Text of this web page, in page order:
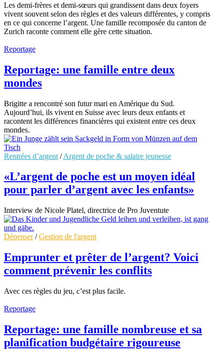
Les demi-frères et demi-sœurs qui grandissent dans deux foyers
vivent souvent selon des règles et des valeurs différentes, y compris
en ce qui concerne l’argent. Une famille recomposée du canton de
Zurich raconte comment elle gère cette situation.
Reportage
Reportage: une famille entre deux
mondes
Brigitte a rencontré son futur mari en Amérique du Sud.
Aujourd’hui, ils vivent en Suisse avec leurs deux enfants et
racontent les différences financières qui existent entre ces deux
mondes.
Rentrées d’argent /Argent de poche & salaire jeunesse
«L’argent de poche est un moyen idéal
pour parler d’argent avec les enfants»
Interview de Nicole Platel, directrice de Pro Juventute
Dépenser/Gestion de l'argent
Emprunter et prêter de l’argent? Voici
comment prévenir les conflits
Avec ces règles du jeu, c’est plus facile.
Reportage
Reportage: une famille nombreuse et sa
planification budgétaire rigoureuse